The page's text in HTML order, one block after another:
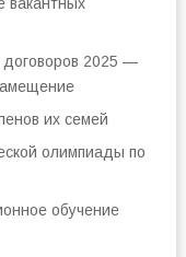
вакантных
договоров 2025 —
их семей
олимпиады по
обучение